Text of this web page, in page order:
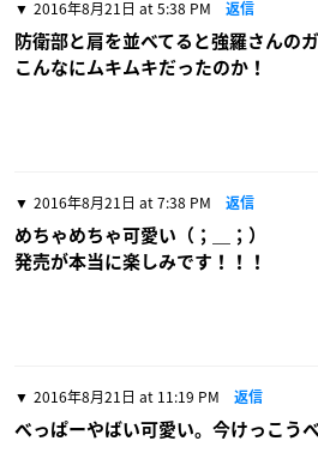
2016年8月21日 at 5:38 PM 返信
防衛部と肩を並べてると強羅さんの
こんなにムキムキだったのか！
2016年8月21日 at 7:38 PM 返信
めちゃめちゃ可愛い（；＿；）
発売が本当に楽しみです！！！
2016年8月21日 at 11:19 PM 返信
べっぱーやばい可愛い。今けっこう